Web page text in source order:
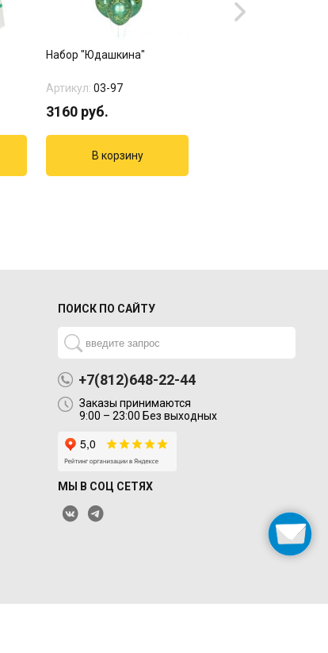
Набор "Юдашкина"
Артикул: 03-97
3160 руб.
ПОИСК ПО САЙТУ
+7(812)648-22-44
Заказы принимаются
9:00 – 23:00 Без выходных
МЫ В СОЦ СЕТЯХ